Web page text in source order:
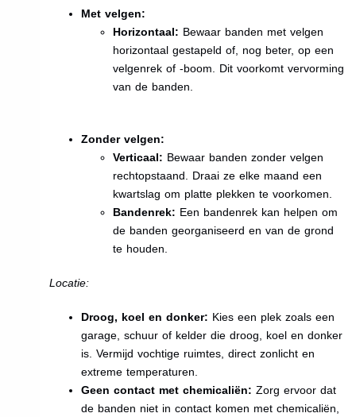
Met velgen:
Horizontaal: Bewaar banden met velgen
horizontaal gestapeld of, nog beter, op een
velgenrek of -boom. Dit voorkomt vervorming
van de banden.
Zonder velgen:
Verticaal: Bewaar banden zonder velgen
rechtopstaand. Draai ze elke maand een
kwartslag om platte plekken te voorkomen.
Bandenrek: Een bandenrek kan helpen om
de banden georganiseerd en van de grond
te houden.
Locatie:
Droog, koel en donker: Kies een plek zoals een
garage, schuur of kelder die droog, koel en donker
is. Vermijd vochtige ruimtes, direct zonlicht en
extreme temperaturen.
Geen contact met chemicaliën: Zorg ervoor dat
de banden niet in contact komen met chemicaliën,